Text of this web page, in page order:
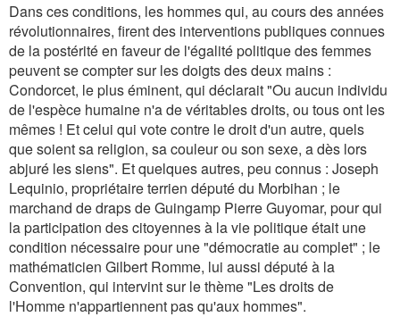
Dans ces conditions, les hommes qui, au cours des années
révolutionnaires, firent des interventions publiques connues
de la postérité en faveur de l'égalité politique des femmes
peuvent se compter sur les doigts des deux mains :
Condorcet, le plus éminent, qui déclarait "Ou aucun individu
de l'espèce humaine n'a de véritables droits, ou tous ont les
mêmes ! Et celui qui vote contre le droit d'un autre, quels
que soient sa religion, sa couleur ou son sexe, a dès lors
abjuré les siens". Et quelques autres, peu connus : Joseph
Lequinio, propriétaire terrien député du Morbihan ; le
marchand de draps de Guingamp Pierre Guyomar, pour qui
la participation des citoyennes à la vie politique était une
condition nécessaire pour une "démocratie au complet" ; le
mathématicien Gilbert Romme, lui aussi député à la
Convention, qui intervint sur le thème "Les droits de
l'Homme n'appartiennent pas qu'aux hommes".